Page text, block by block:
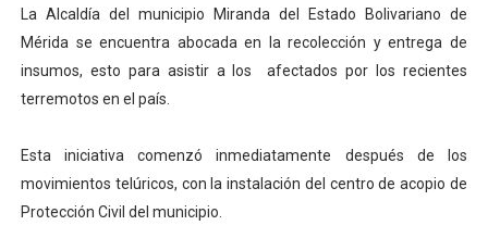
Campo Elías avanza con plan de asfaltado
Encuentro estadal fortalece la coordinación de
Plan Quirúrgico Regional llega a Pueblo Llano con la
La Alcaldía del municipio Miranda del Estado Bolivariano de
Mérida se encuentra abocada en la recolección y entrega de
insumos, esto para asistir a los afectados por los recientes
terremotos en el país.
Esta iniciativa comenzó inmediatamente después de los
movimientos telúricos, con la instalación del centro de acopio de
Protección Civil del municipio.